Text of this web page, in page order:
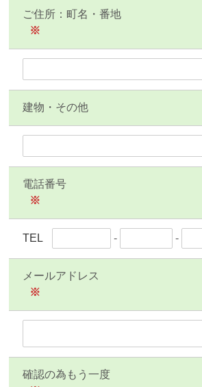
ご住所：町名・番地
※
建物・その他
電話番号
※
TEL - -
メールアドレス
※
確認の為もう一度